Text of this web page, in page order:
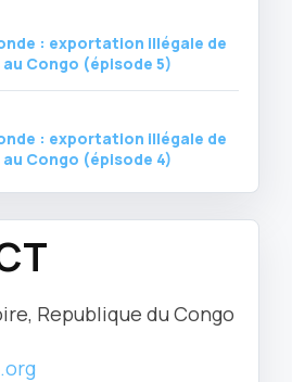
: exportation illégale de
Congo (épisode 5)
: exportation illégale de
Congo (épisode 4)
Republique du Congo